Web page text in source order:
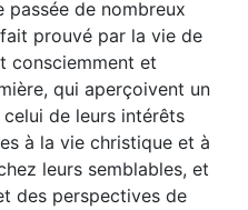
passée de nombreux
prouvé par la vie de
consciemment et
qui aperçoivent un
de leurs intérêts
à la vie christique et à
leurs semblables, et
des perspectives de